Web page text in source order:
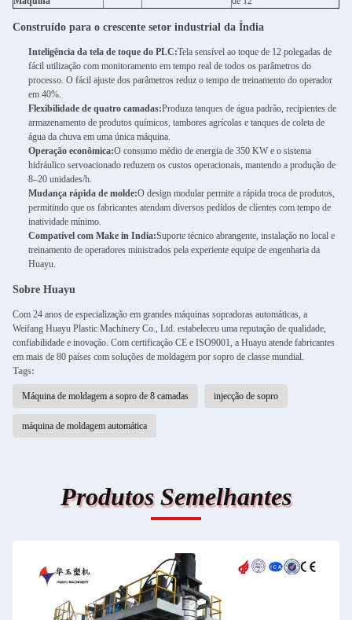
Construído para o crescente setor industrial da Índia
Inteligência da tela de toque do PLC:Tela sensível ao toque de 12 polegadas de
fácil utilização com monitoramento em tempo real de todos os parâmetros do
processo. O fácil ajuste dos parâmetros reduz o tempo de treinamento do operador
em 40%.
Flexibilidade de quatro camadas:Produza tanques de água padrão, recipientes de
armazenamento de produtos químicos, tambores agrícolas e tanques de coleta de
água da chuva em uma única máquina.
Operação econômica:O consumo médio de energia de 350 KW e o sistema
hidráulico servoacionado reduzem os custos operacionais, mantendo a produção de
8–20 unidades/h.
Mudança rápida de molde:O design modular permite a rápida troca de produtos,
permitindo que os fabricantes atendam diversos pedidos de clientes com tempo de
inatividade mínimo.
Compatível com Make in India:Suporte técnico abrangente, instalação no local e
treinamento de operadores ministrados pela experiente equipe de engenharia da
Huayu.
Sobre Huayu
Com 24 anos de especialização em grandes máquinas sopradoras automáticas, a
Weifang Huayu Plastic Machinery Co., Ltd. estabeleceu uma reputação de qualidade,
confiabilidade e inovação. Com certificação CE e ISO9001, a Huayu atende fabricantes
em mais de 80 países com soluções de moldagem por sopro de classe mundial.
Tags:
Máquina de moldagem a sopro de 8 camadas injecção de sopro
máquina de moldagem automática
Produtos Semelhantes